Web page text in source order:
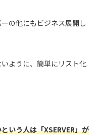
の他にもビジネス展開し
ように、簡単にリスト化
いう人は「XSERVER」が